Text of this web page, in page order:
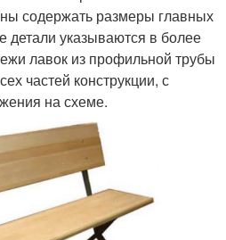
содержать размеры главных
детали указываются в более
лавок из профильной трубы
частей конструкции, с
на схеме.